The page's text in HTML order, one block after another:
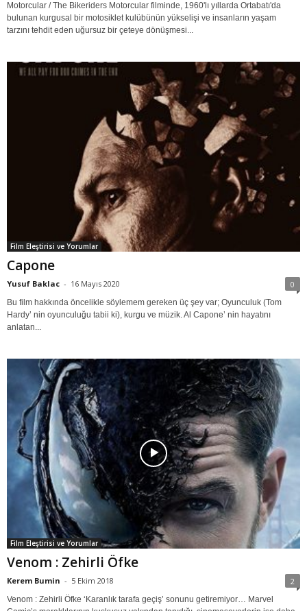
Motorcular / The Bikeriders Motorcular filminde, 1960'lı yıllarda Ortabatı'da
bulunan kurgusal bir motosiklet kulübünün yükselişi ve insanların yaşam
tarzını tehdit eden uğursuz bir çeteye dönüşmesi...
Film Eleştirisi ve Yorumlar
Capone
Yusuf Baklac - 16 Mayıs 2020 0
Bu film hakkında öncelikle söylemem gereken üç şey var; Oyunculuk (Tom
Hardy’ nin oyunculuğu tabii ki), kurgu ve müzik. Al Capone’ nin hayatını
anlatan...
Film Eleştirisi ve Yorumlar
Venom : Zehirli Öfke
Kerem Bumin - 5 Ekim 2018 2
Venom : Zehirli Öfke ‘Karanlık tarafa geçiş’ sonunu getiremiyor… Marvel